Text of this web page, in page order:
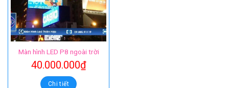
Màn hình LED P8 ngoài trời
40.000.000₫
Chi tiết